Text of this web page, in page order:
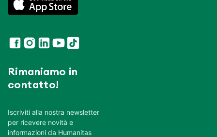
Rimaniamo in
contatto!
Iscriviti alla nostra newsletter
per ricevere novità e
informazioni da Humanitas